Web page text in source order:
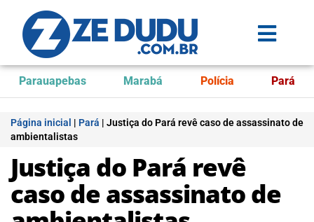
Parauapebas Marabá Polícia Pará
Página inicial | Pará | Justiça do Pará revê caso de assassinato de
ambientalistas
Justiça do Pará revê
caso de assassinato de